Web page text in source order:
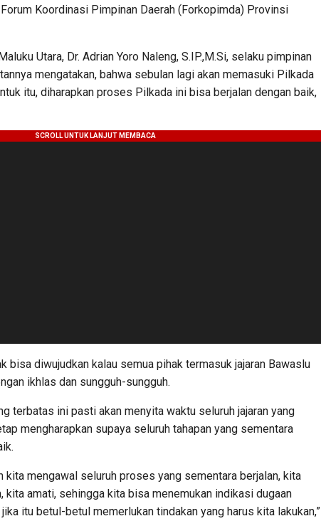
Koordinasi Pimpinan Daerah (Forkopimda) Provinsi
Utara, Dr. Adrian Yoro Naleng, S.IP.,M.Si, selaku pimpinan
mengatakan, bahwa sebulan lagi akan memasuki Pilkada
itu, diharapkan proses Pilkada ini bisa berjalan dengan baik,
bisa diwujudkan kalau semua pihak termasuk jajaran Bawaslu
ikhlas dan sungguh-sungguh.
terbatas ini pasti akan menyita waktu seluruh jajaran yang
mengharapkan supaya seluruh tahapan yang sementara
kita mengawal seluruh proses yang sementara berjalan, kita
kita amati, sehingga kita bisa menemukan indikasi dugaan
itu betul-betul memerlukan tindakan yang harus kita lakukan,”